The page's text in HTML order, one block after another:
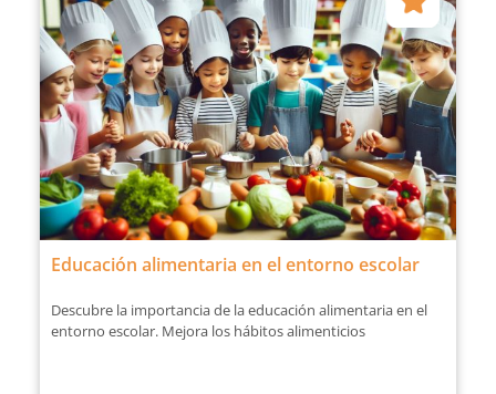
Educación alimentaria en el entorno escolar
Descubre la importancia de la educación alimentaria en el
entorno escolar. Mejora los hábitos alimenticios